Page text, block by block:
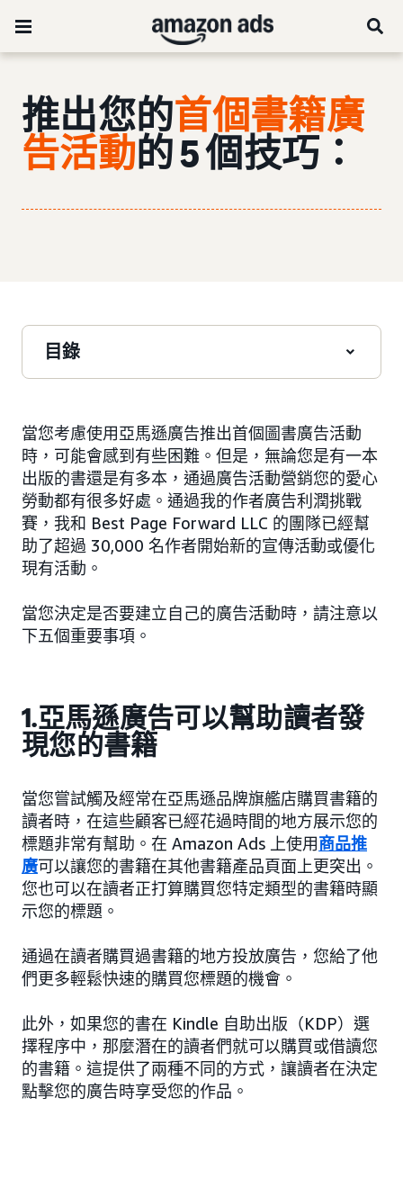
推出您的首個書籍廣
告活動的 5 個技巧：
目錄
當您考慮使用亞馬遜廣告推出首個圖書廣告活動
時，可能會感到有些困難。但是，無論您是有一本
出版的書還是有多本，通過廣告活動營銷您的愛心
勞動都有很多好處。通過我的作者廣告利潤挑戰
賽，我和 Best Page Forward LLC 的團隊已經幫
助了超過 30,000 名作者開始新的宣傳活動或優化
現有活動。
當您決定是否要建立自己的廣告活動時，請注意以
下五個重要事項。
1.亞馬遜廣告可以幫助讀者發
現您的書籍
當您嘗試觸及經常在亞馬遜品牌旗艦店購買書籍的
讀者時，在這些顧客已經花過時間的地方展示您的
標題非常有幫助。在 Amazon Ads 上使用商品推
廣可以讓您的書籍在其他書籍產品頁面上更突出。
您也可以在讀者正打算購買您特定類型的書籍時顯
示您的標題。
通過在讀者購買過書籍的地方投放廣告，您給了他
們更多輕鬆快速的購買您標題的機會。
此外，如果您的書在 Kindle 自助出版（KDP）選
擇程序中，那麼潛在的讀者們就可以購買或借讀您
的書籍。這提供了兩種不同的方式，讓讀者在決定
點擊您的廣告時享受您的作品。